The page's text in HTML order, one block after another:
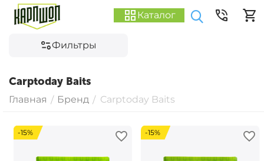
Каталог
Фильтры
Carptoday Baits
Главная / Бренд / Carptoday Baits
-15% -15%